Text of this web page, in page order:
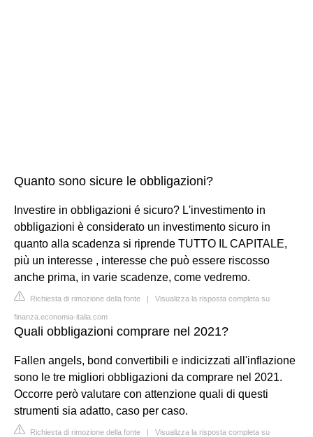
Quanto sono sicure le obbligazioni?
Investire in obbligazioni é sicuro? L'investimento in
obbligazioni è considerato un investimento sicuro in
quanto alla scadenza si riprende TUTTO IL CAPITALE,
più un interesse , interesse che può essere riscosso
anche prima, in varie scadenze, come vedremo.
Richiesta di rimozione della fonte | Visualizza la risposta completa su
finanza.economia-italia.com
Quali obbligazioni comprare nel 2021?
Fallen angels, bond convertibili e indicizzati all'inflazione
sono le tre migliori obbligazioni da comprare nel 2021.
Occorre però valutare con attenzione quali di questi
strumenti sia adatto, caso per caso.
Richiesta di rimozione della fonte | Visualizza la risposta completa su